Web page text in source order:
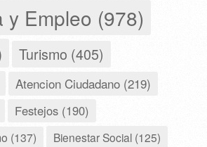
y Empleo (978)
Turismo (405)
Atencion Ciudadano (219)
Festejos (190)
(137)
Bienestar Social (125)